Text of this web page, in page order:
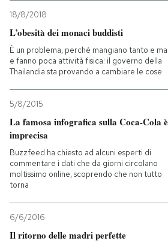
18/8/2018
L’obesità dei monaci buddisti
È un problema, perché mangiano tanto e
e fanno poca attività fisica: il governo della
Thailandia sta provando a cambiare le cose
5/8/2015
La famosa infografica sulla Coca-Cola è
imprecisa
Buzzfeed ha chiesto ad alcuni esperti di
commentare i dati che da giorni circolano
moltissimo online, scoprendo che non tutto
torna
6/6/2016
Il ritorno delle madri perfette